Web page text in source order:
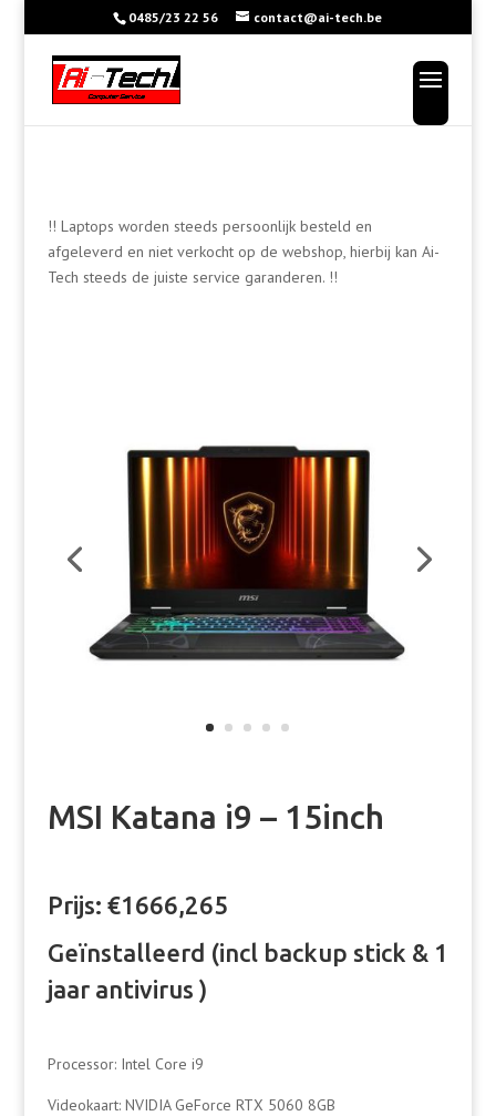
0485/23 22 56 contact@ai-tech.be
!! Laptops worden steeds persoonlijk besteld en
afgeleverd en niet verkocht op de webshop, hierbij kan Ai-
Tech steeds de juiste service garanderen. !!
MSI Katana i9 – 15inch
Prijs: €1666,265
Geïnstalleerd (incl backup stick & 1
jaar antivirus )
Processor: Intel Core i9
Videokaart: NVIDIA GeForce RTX 5060 8GB